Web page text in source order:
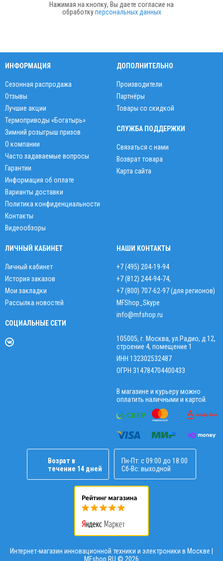
Нажимая на кнопку, Вы даете согласие на
обработкуперсональных данных
ИНФОРМАЦИЯ
Сезонная распродажа
Отзывы
Лучшие акции
Термоприводы «Богатырь»
Зимний розыгрыш призов
О компании
Часто задаваемые вопросы
Гарантии
Информация об оплате
Варианты доставки
Политика конфиденциальности
Контакты
Видеообзоры
ДОПОЛНИТЕЛЬНО
Производители
Партнёры
Товары со скидкой
СЛУЖБА ПОДДЕРЖКИ
Связаться с нами
Возврат товара
Карта сайта
ЛИЧНЫЙ КАБИНЕТ
Личный кабинет
История заказов
Мои закладки
Рассылка новостей
СОЦИАЛЬНЫЕ СЕТИ
НАШИ КОНТАКТЫ
+7 (495) 204-19-94
+7 (812) 244-94-74,
+7 (800) 707-62-97 (для регионов)
MFShop_Skype
info@mfshop.ru
105005, г. Москва, ул.Радио, д.12,
строение 4, помещение 1
ИНН 132302532487
ОГРН 314784704400433
В магазине и курьеру можно
оплатить наличными и картой.
Возрат в
течение 14 дней
Пн-Пт: с 09:00 до 18:00
Сб-Вс: выходной
Интернет-магазин инновационной техники и электроники в Москве |
MFshop.RU © 2026